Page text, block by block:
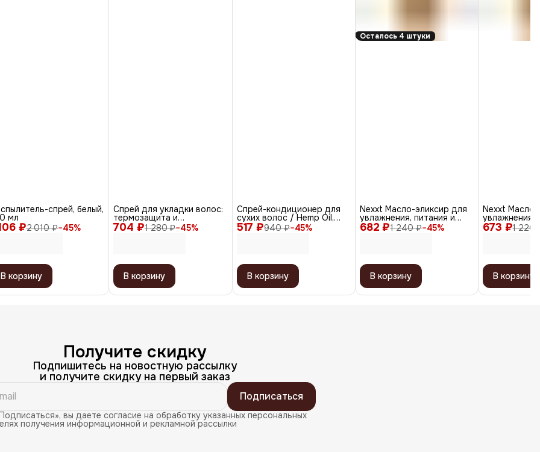
₽2 010 ₽−45%
спрей, белый,
мл
В корзину
704 ₽1 280 ₽−45%
Спрей для укладки волос:
термозащита и
антистатик All-In-One
В корзину
517 ₽940 ₽−45%
Спрей-кондиционер для
сухих волос / Hemp Oil,
200 мл
В корзину
Осталось 4 штуки
682 ₽1 240 ₽−45%
Nexxt Масло-эликсир для
увлажнения, питания и
роста волос, 100 мл
В корзину
673 ₽1 220
Nexxt
увлажнения,
роста
В корзину
Получите скидку
Подпишитесь на новостную рассылку
и получите скидку на первый заказ
Подписаться
вы даете согласие на обработку указанных персональных
получения информационной и рекламной рассылки